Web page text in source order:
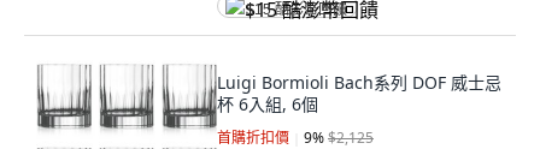
$15 酷澎幣回饋
Luigi Bormioli Bach系列 DOF 威士忌
杯 6入組, 6個
首購折扣價 9%$2,125